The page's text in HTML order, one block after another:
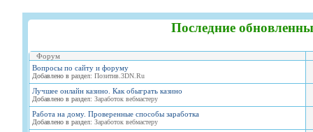
Последние
Форум
Вопросы по сайту и форуму
Добавлено в раздел: Позитив.3DN.Ru
Лучшее онлайн казино. Как обыграть казино
Добавлено в раздел: Заработок вебмастеру
Работа на дому. Проверенные способы заработка
Добавлено в раздел: Заработок вебмастеру